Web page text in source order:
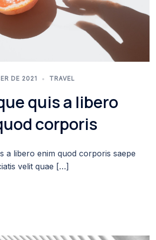
DE 2021 TRAVEL
quis a libero
corporis
a libero enim quod corporis saepe
velit quae […]